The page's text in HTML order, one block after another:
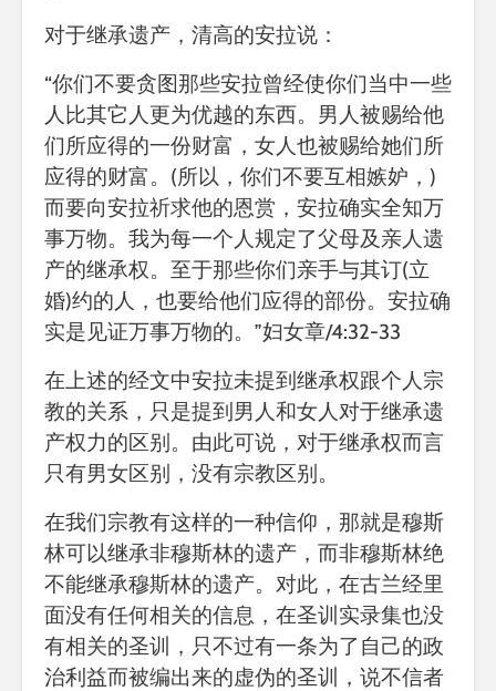
对于继承遗产，清高的安拉说：
“你们不要贪图那些安拉曾经使你们当中一些
人比其它人更为优越的东西。男人被赐给他
们所应得的一份财富，女人也被赐给她们所
应得的财富。(所以，你们不要互相嫉妒，)
而要向安拉祈求他的恩赏，安拉确实全知万
事万物。我为每一个人规定了父母及亲人遗
产的继承权。至于那些你们亲手与其订(立
婚)约的人，也要给他们应得的部份。安拉确
实是见证万事万物的。”妇女章/4:32-33
在上述的经文中安拉未提到继承权跟个人宗
教的关系，只是提到男人和女人对于继承遗
产权力的区别。由此可说，对于继承权而言
只有男女区别，没有宗教区别。
在我们宗教有这样的一种信仰，那就是穆斯
林可以继承非穆斯林的遗产，而非穆斯林绝
不能继承穆斯林的遗产。对此，在古兰经里
面没有任何相关的信息，在圣训实录集也没
有相关的圣训，只不过有一条为了自己的政
治利益而被编出来的虚伪的圣训，说不信者